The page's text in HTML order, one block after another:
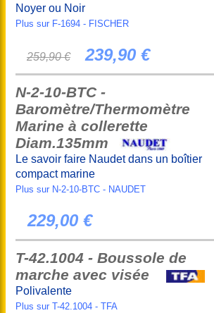
Noyer ou Noir
Plus sur F-1694 - FISCHER
259,90 € 239,90 €
N-2-10-BTC -
Baromètre/Thermomètre
Marine à collerette
Diam.135mm
Le savoir faire Naudet dans un boîtier
compact marine
Plus sur N-2-10-BTC - NAUDET
229,00 €
T-42.1004 - Boussole de
marche avec visée
Polivalente
Plus sur T-42.1004 - TFA